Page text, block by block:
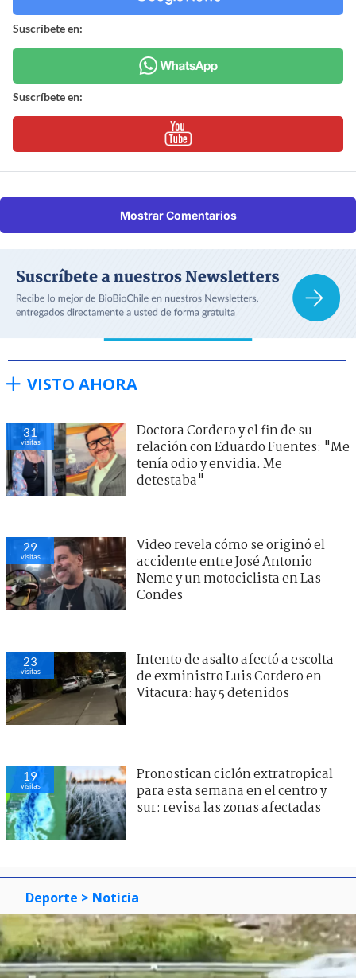
Suscríbete en:
Suscríbete en:
Mostrar Comentarios
VISTO AHORA
31
visitas
Doctora Cordero y el fin de su
relación con Eduardo Fuentes: "Me
tenía odio y envidia. Me
detestaba"
29
visitas
Video revela cómo se originó el
accidente entre José Antonio
Neme y un motociclista en Las
Condes
23
visitas
Intento de asalto afectó a escolta
de exministro Luis Cordero en
Vitacura: hay 5 detenidos
19
visitas
Pronostican ciclón extratropical
para esta semana en el centro y
sur: revisa las zonas afectadas
Deporte > Noticia